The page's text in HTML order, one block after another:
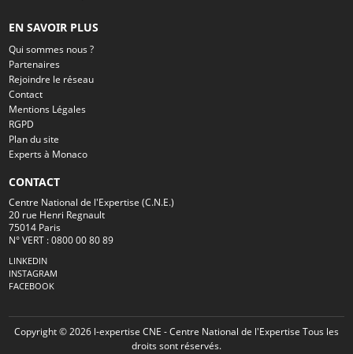
EN SAVOIR PLUS
Qui sommes nous ?
Partenaires
Rejoindre le réseau
Contact
Mentions Légales
RGPD
Plan du site
Experts à Monaco
CONTACT
Centre National de l'Expertise (C.N.E.)
20 rue Henri Regnault
75014 Paris
N° VERT : 0800 00 80 89
LINKEDIN
INSTAGRAM
FACEBOOK
Copyright © 2026 l-expertise CNE - Centre National de l'Expertise Tous les
droits sont réservés.